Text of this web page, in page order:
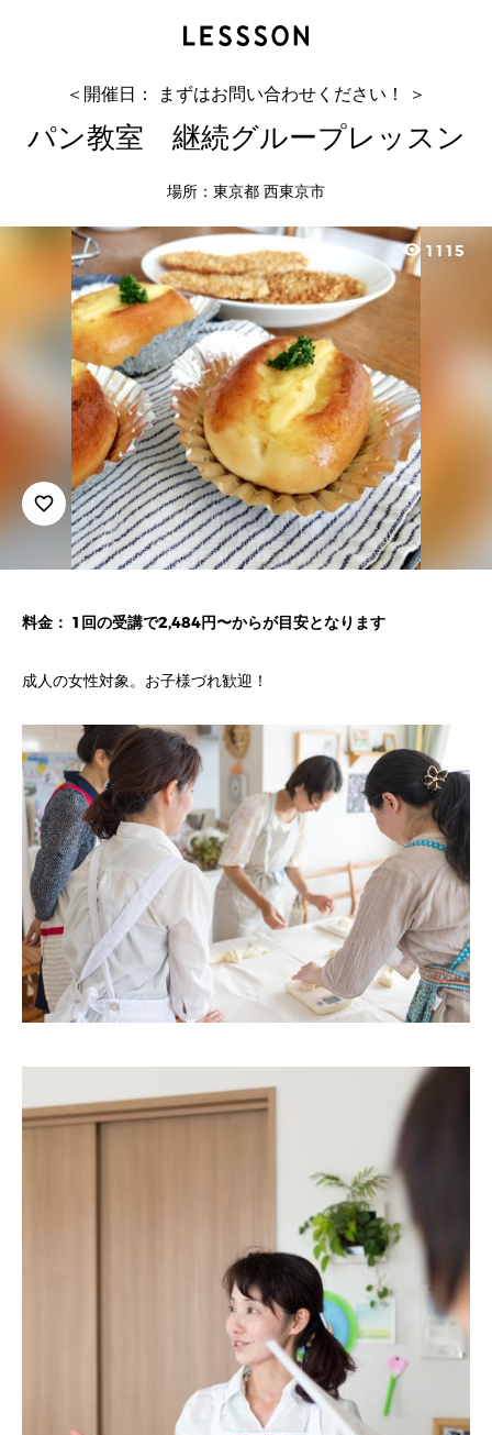
パン教室 継続グループレッスン
＜開催日： まずはお問い合わせください！ ＞
パン教室 継続グループレッスン
場所：東京都 西東京市
visibility 1115
favorite_border
料金： 1回の受講で2,484円〜からが目安となります
成人の女性対象。お子様づれ歓迎！